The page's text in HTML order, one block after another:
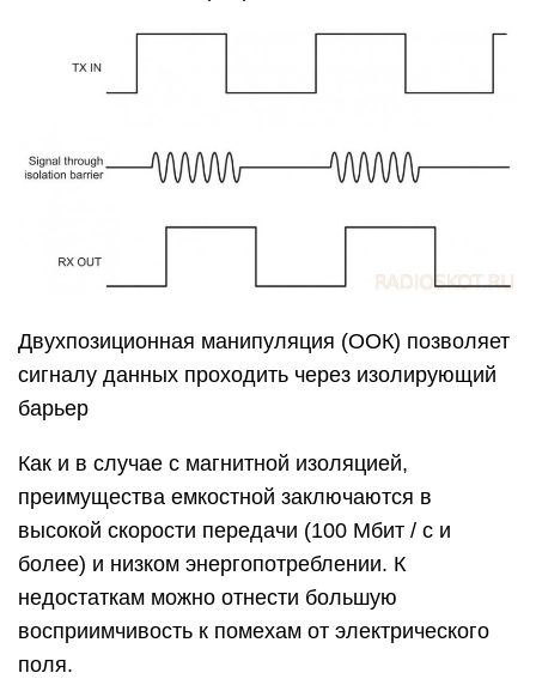
Двухпозиционная манипуляция (ООК) позволяет
сигналу данных проходить через изолирующий
барьер
Как и в случае с магнитной изоляцией,
преимущества емкостной заключаются в
высокой скорости передачи (100 Мбит / с и
более) и низком энергопотреблении. К
недостаткам можно отнести большую
восприимчивость к помехам от электрического
поля.